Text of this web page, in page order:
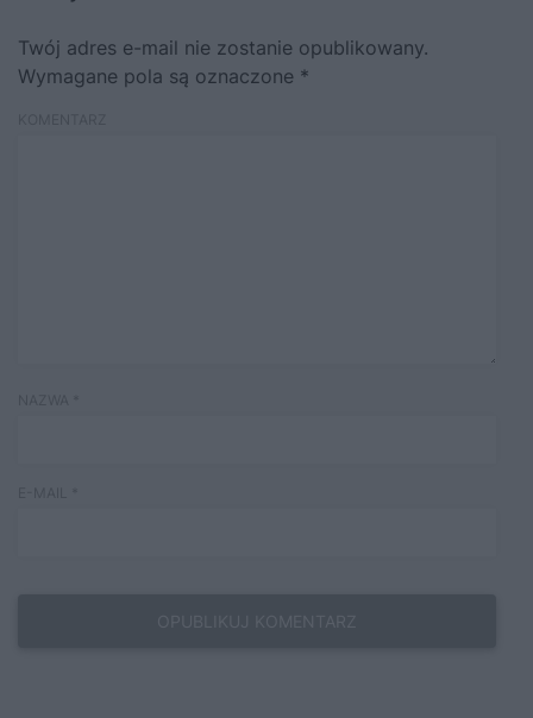
Twój adres e-mail nie zostanie opublikowany.
Wymagane pola są oznaczone *